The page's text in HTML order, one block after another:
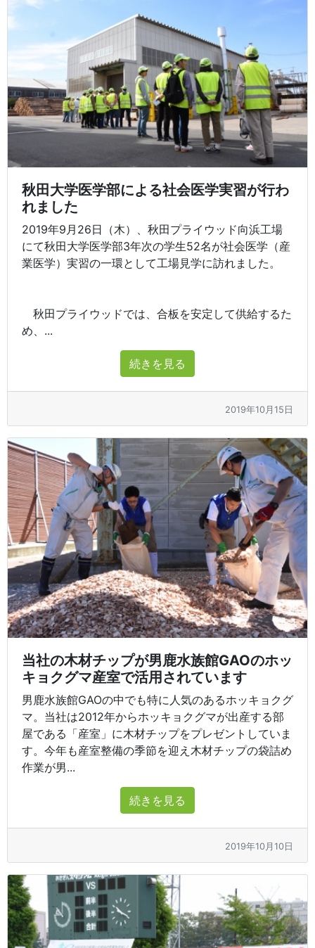
秋田大学医学部による社会医学実習が行わ
れました
2019年9月26日（木）、秋田プライウッド向浜工場
にて秋田大学医学部3年次の学生52名が社会医学（産
業医学）実習の一環として工場見学に訪れました。
秋田プライウッドでは、合板を安定して供給するた
め、...
続きを見る
2019年10月15日
当社の木材チップが男鹿水族館GAOのホッ
キョクグマ産室で活用されています
男鹿水族館GAOの中でも特に人気のあるホッキョクグ
マ。当社は2012年からホッキョクグマが出産する部
屋である「産室」に木材チップをプレゼントしていま
す。今年も産室整備の季節を迎え木材チップの袋詰め
作業が男...
続きを見る
2019年10月10日